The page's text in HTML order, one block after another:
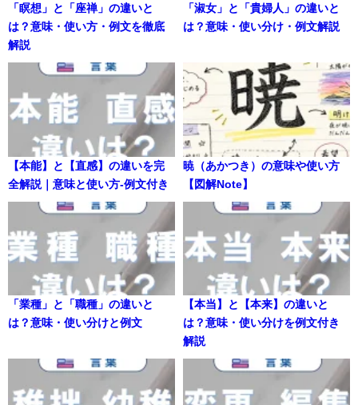
「瞑想」と「座禅」の違いと
は？意味・使い方・例文を徹底
解説
「淑女」と「貴婦人」の違いと
は？意味・使い分け・例文解説
【本能】と【直感】の違いを完
全解説｜意味と使い方-例文付き
暁（あかつき）の意味や使い方
【図解Note】
「業種」と「職種」の違いと
は？意味・使い分けと例文
【本当】と【本来】の違いと
は？意味・使い分けを例文付き
解説